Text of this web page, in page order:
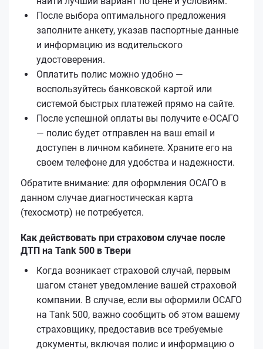
После выбора оптимального предложения
заполните анкету, указав паспортные данные
и информацию из водительского
удостоверения.
Оплатить полис можно удобно —
воспользуйтесь банковской картой или
системой быстрых платежей прямо на сайте.
После успешной оплаты вы получите е‑ОСАГО
— полис будет отправлен на ваш email и
доступен в личном кабинете. Храните его на
своем телефоне для удобства и надежности.
Обратите внимание: для оформления ОСАГО в
данном случае диагностическая карта
(техосмотр) не потребуется.
Как действовать при страховом случае после
ДТП на Tank 500 в Твери
Когда возникает страховой случай, первым
шагом станет уведомление вашей страховой
компании. В случае, если вы оформили ОСАГО
на Tank 500, важно сообщить об этом вашему
страховщику, предоставив все требуемые
документы, включая полис и информацию о